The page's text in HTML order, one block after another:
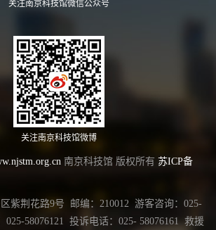
关注南京科技馆微信公众号
关注南京科技馆微博
南京科技馆 版权所有 苏ICP备
紫荆花路9号 邮编：210012 游客咨询：025-
025-58076121 投诉电话：025- 58076161 救援